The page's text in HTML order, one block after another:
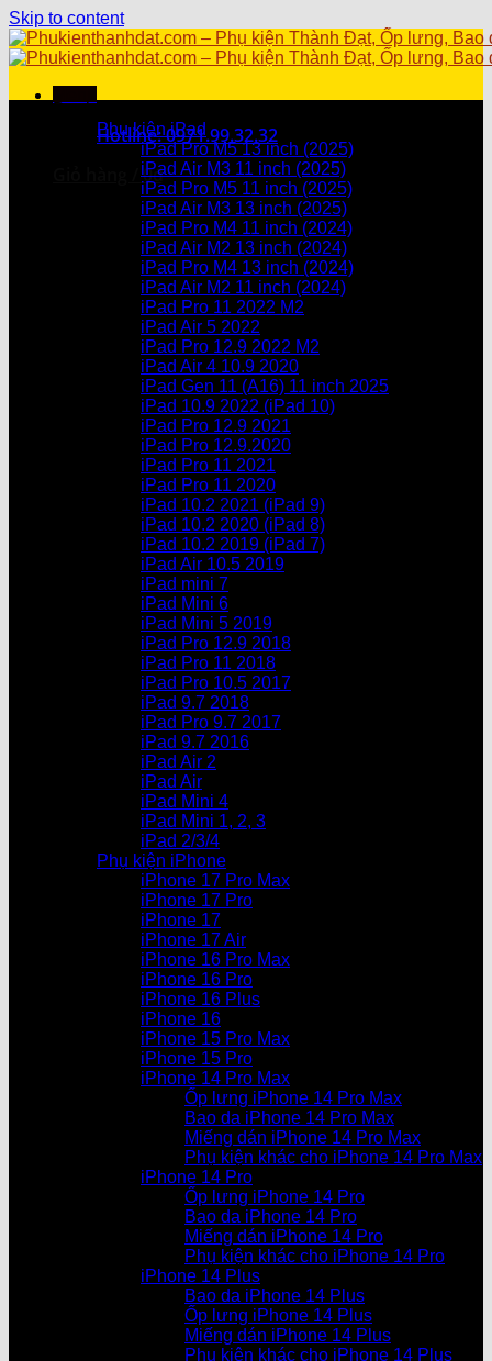
Skip to content
Hotline: 0971.99.32.32
Giỏ hàng /0₫
Chưa có sản phẩm trong giỏ hàng.
Chưa có sản phẩm trong giỏ hàng.
Danh mục sản phẩm
Phụ kiện iPad
iPad Pro M5 13 inch (2025)
iPad Air M3 11 inch (2025)
iPad Pro M5 11 inch (2025)
iPad Air M3 13 inch (2025)
iPad Pro M4 11 inch (2024)
iPad Air M2 13 inch (2024)
iPad Pro M4 13 inch (2024)
iPad Air M2 11 inch (2024)
iPad Pro 11 2022 M2
iPad Air 5 2022
iPad Pro 12.9 2022 M2
iPad Air 4 10.9 2020
iPad Gen 11 (A16) 11 inch 2025
iPad 10.9 2022 (iPad 10)
iPad Pro 12.9 2021
iPad Pro 12.9.2020
iPad Pro 11 2021
iPad Pro 11 2020
iPad 10.2 2021 (iPad 9)
iPad 10.2 2020 (iPad 8)
iPad 10.2 2019 (iPad 7)
iPad Air 10.5 2019
iPad mini 7
iPad Mini 6
iPad Mini 5 2019
iPad Pro 12.9 2018
iPad Pro 11 2018
iPad Pro 10.5 2017
iPad 9.7 2018
iPad Pro 9.7 2017
iPad 9.7 2016
iPad Air 2
iPad Air
iPad Mini 4
iPad Mini 1, 2, 3
iPad 2/3/4
Phụ kiện iPhone
iPhone 17 Pro Max
iPhone 17 Pro
iPhone 17
iPhone 17 Air
iPhone 16 Pro Max
iPhone 16 Pro
iPhone 16 Plus
iPhone 16
iPhone 15 Pro Max
iPhone 15 Pro
iPhone 14 Pro Max
Ốp lưng iPhone 14 Pro Max
Bao da iPhone 14 Pro Max
Miếng dán iPhone 14 Pro Max
Phụ kiện khác cho iPhone 14 Pro Max
iPhone 14 Pro
Ốp lưng iPhone 14 Pro
Bao da iPhone 14 Pro
Miếng dán iPhone 14 Pro
Phụ kiện khác cho iPhone 14 Pro
iPhone 14 Plus
Bao da iPhone 14 Plus
Ốp lưng iPhone 14 Plus
Miếng dán iPhone 14 Plus
Phụ kiện khác cho iPhone 14 Plus